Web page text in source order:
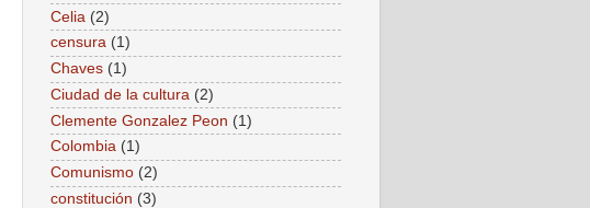
Celia (2)
censura (1)
Chaves (1)
Ciudad de la cultura (2)
Clemente Gonzalez Peon (1)
Colombia (1)
Comunismo (2)
constitución (3)